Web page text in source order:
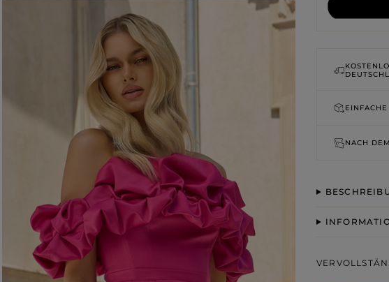
SOMMERKLEIDER
FRÜHLINGSKLEIDER
HERBSTKLEIDER
ASYMMETRISCHER
CARMEN
Ärmel / Träger
OHNE TRÄGER
MIT TRÄGERN
DRUCKE
NACH